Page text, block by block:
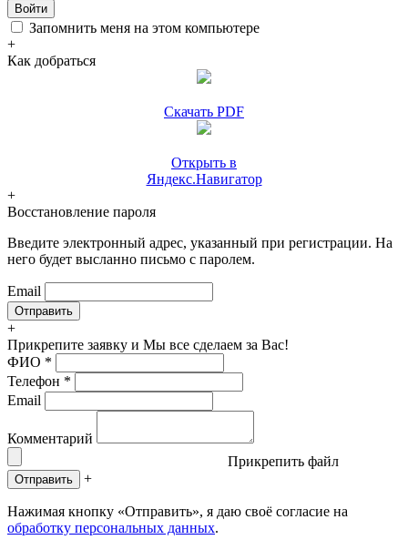
Войти
Запомнить меня на этом компьютере
+
Как добраться
Скачать PDF
Открыть в
Яндекс.Навигатор
+
Восстановление пароля
Введите электронный адрес, указанный при регистрации. На
него будет высланно письмо с паролем.
Email
+
Прикрепите заявку и Мы все сделаем за Вас!
ФИО *
Телефон *
Email
Комментарий
Прикрепить файл
Отправить +
Нажимая кнопку «Отправить», я даю своё согласие на
обработку персональных данных.